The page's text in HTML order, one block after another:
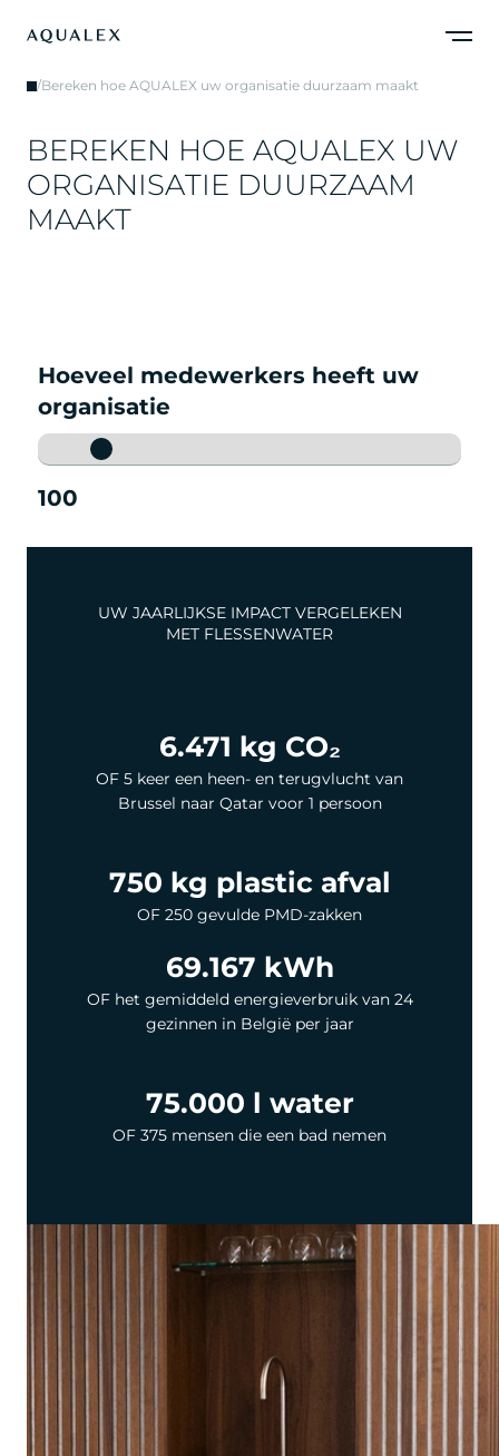
/Bereken hoe AQUALEX uw organisatie duurzaam maakt
BEREKEN HOE AQUALEX UW
ORGANISATIE DUURZAAM
MAAKT
Hoeveel medewerkers heeft uw
organisatie
100
UW JAARLIJKSE IMPACT VERGELEKEN
MET FLESSENWATER
6.471 kg CO₂
OF 5 keer een heen- en terugvlucht van
Brussel naar Qatar voor 1 persoon
750 kg plastic afval
OF 250 gevulde PMD-zakken
69.167 kWh
OF het gemiddeld energieverbruik van 24
gezinnen in België per jaar
75.000 l water
OF 375 mensen die een bad nemen